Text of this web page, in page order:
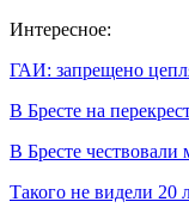
Интересное:
ГАИ: запрещено
В Бресте на
В Бресте чествовали
Такого не видели 20